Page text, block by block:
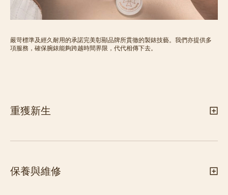
嚴苛標準及經久耐用的承諾完美彰顯品牌所貫徹的製錶技藝。我們亦提供多
項服務，確保腕錶能夠跨越時間界限，代代相傳下去。
重獲新生
保養與維修